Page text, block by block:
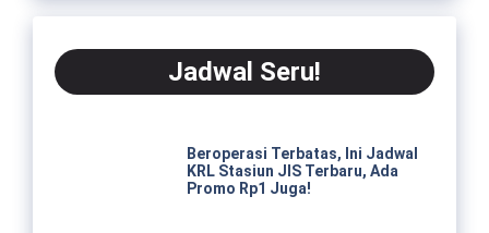
Jadwal Seru!
Beroperasi Terbatas, Ini Jadwal
KRL Stasiun JIS Terbaru, Ada
Promo Rp1 Juga!